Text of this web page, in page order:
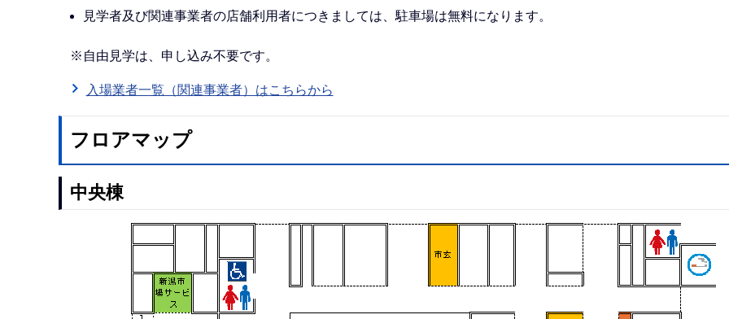
見学者及び関連事業者の店舗利用者につきましては、駐車場は無料になります。
※自由見学は、申し込み不要です。
入場業者一覧（関連事業者）はこちらから
フロアマップ
中央棟